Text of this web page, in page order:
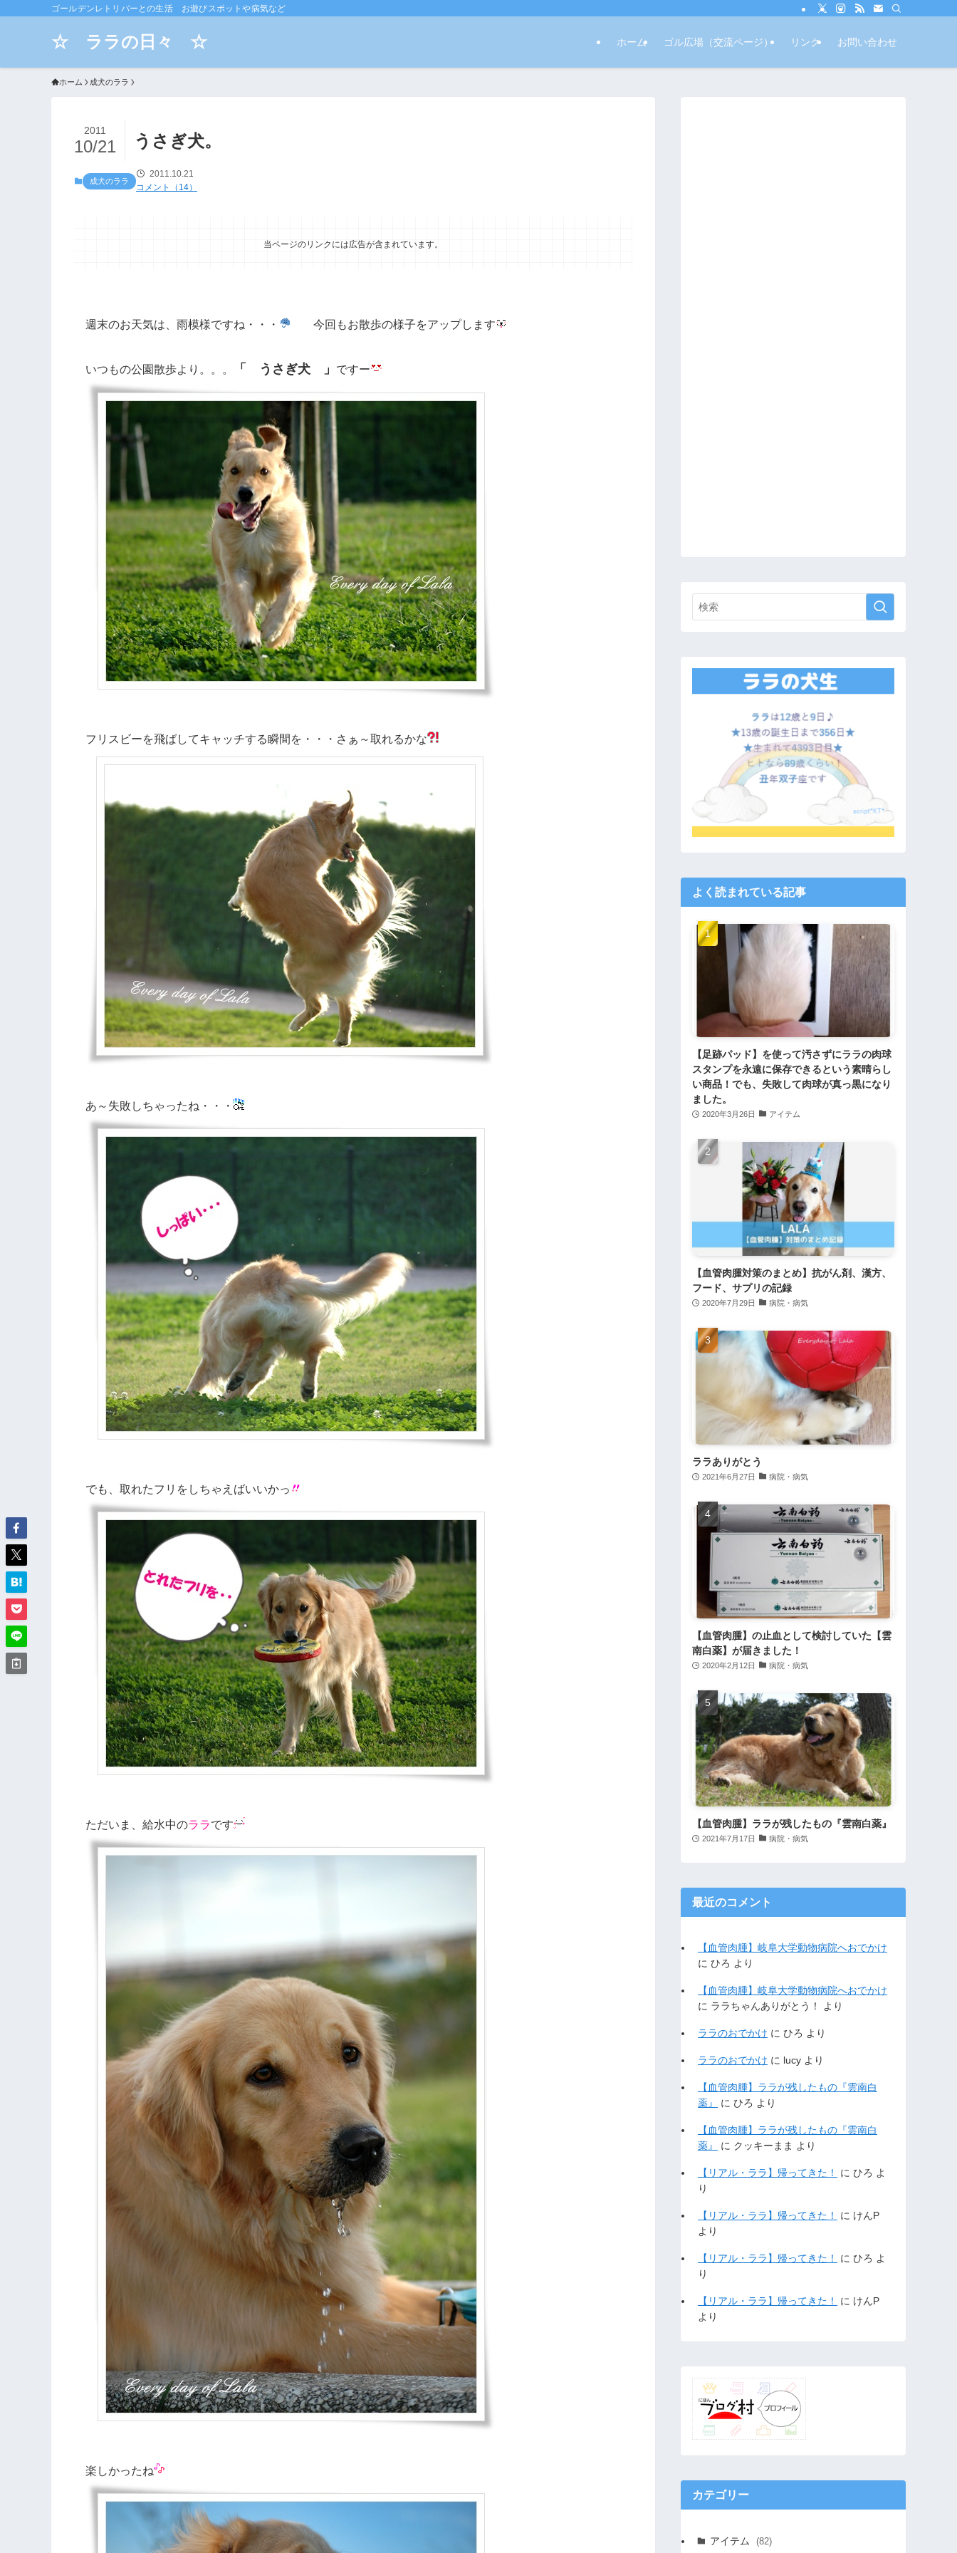
ゴールデンレトリバーとの生活 お遊びスポットや病気など
☆ ララの日々 ☆ ホーム ゴル広場（交流ページ） リンク お問い合わせ
ホーム 成犬のララ
うさぎ犬。
2011
10/21
成犬のララ
2011.10.21
コメント（14）
当ページのリンクには広告が含まれています。
週末のお天気は、雨模様ですね・・・ 今回もお散歩の様子をアップします
いつもの公園散歩より。。。 「 うさぎ犬 」 ですー
フリスビーを飛ばしてキャッチする瞬間を・・・さぁ～取れるかな
あ～失敗しちゃったね・・・
でも、取れたフリをしちゃえばいいかっ
ただいま、給水中のララです
楽しかったね
よく読まれている記事
【足跡パッド】を使って汚さずにララの肉球
スタンプを永遠に保存できるという素晴らし
い商品！でも、失敗して肉球が真っ黒になり
ました。
2020年3月26日 アイテム
【血管肉腫対策のまとめ】抗がん剤、漢方、
フード、サプリの記録
2020年7月29日 病院・病気
ララありがとう
2021年6月27日 病院・病気
【血管肉腫】の止血として検討していた【雲
南白薬】が届きました！
2020年2月12日 病院・病気
【血管肉腫】ララが残したもの『雲南白薬』
2021年7月17日 病院・病気
最近のコメント
【血管肉腫】岐阜大学動物病院へおでかけ
に ひろ より
【血管肉腫】岐阜大学動物病院へおでかけ
に ララちゃんありがとう！ より
ララのおでかけ に ひろ より
ララのおでかけ に lucy より
【血管肉腫】ララが残したもの『雲南白
薬』
に ひろ より
【血管肉腫】ララが残したもの『雲南白
薬』
に クッキーまま より
【リアル・ララ】帰ってきた！ に ひろ よ
り
【リアル・ララ】帰ってきた！ に けんP
より
【リアル・ララ】帰ってきた！ に ひろ よ
り
【リアル・ララ】帰ってきた！ に けんP
より
カテゴリー
アイテム (82)